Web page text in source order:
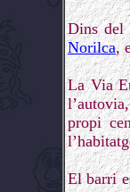
Dins del
Norilca,
La Via
propi
El barri